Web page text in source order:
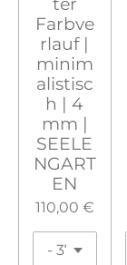
Farbve
rlauf |
minim
alistisc
h | 4
mm |
SEELE
NGART
EN
110,00 €